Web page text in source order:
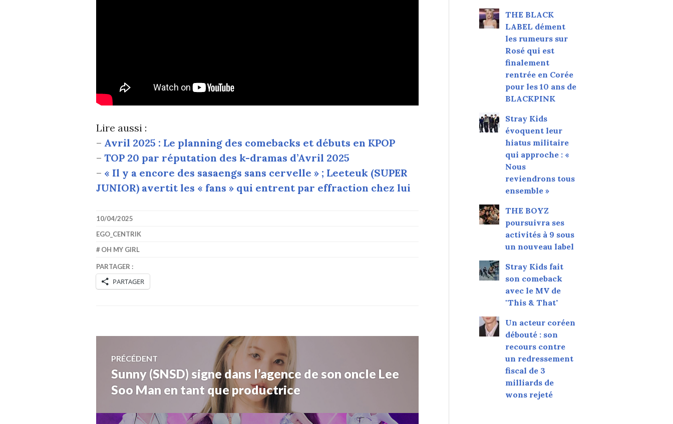
Lire aussi :
– Avril 2025 : Le planning des comebacks et débuts en KPOP
– TOP 20 par réputation des k-dramas d’Avril 2025
– « Il y a encore des sasaengs sans cervelle » ; Leeteuk (SUPER
JUNIOR) avertit les « fans » qui entrent par effraction chez lui
10/04/2025
EGO_CENTRIK
OH MY GIRL
PARTAGER :
PARTAGER
Navigation
de
l’article
PRÉCÉDENT
Article
précédent :
Sunny (SNSD) signe dans l’agence de son oncle Lee
Soo Man en tant que productrice
THE BLACK
LABEL dément
les rumeurs sur
Rosé qui est
finalement
rentrée en Corée
pour les 10 ans de
BLACKPINK
Stray Kids
évoquent leur
hiatus militaire
qui approche : «
Nous
reviendrons tous
ensemble »
THE BOYZ
poursuivra ses
activités à 9 sous
un nouveau label
Stray Kids fait
son comeback
avec le MV de
"This & That"
Un acteur coréen
débouté : son
recours contre
un redressement
fiscal de 3
milliards de
wons rejeté